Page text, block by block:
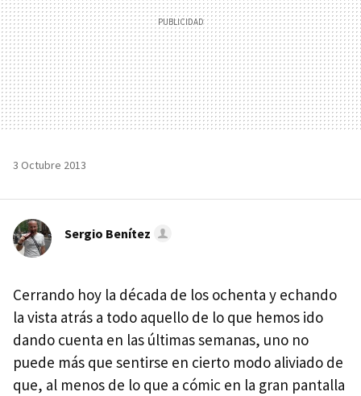
3 Octubre 2013
Sergio Benítez
Cerrando hoy la década de los ochenta y echando
la vista atrás a todo aquello de lo que hemos ido
dando cuenta en las últimas semanas, uno no
puede más que sentirse en cierto modo aliviado de
que, al menos de lo que a cómic en la gran pantalla